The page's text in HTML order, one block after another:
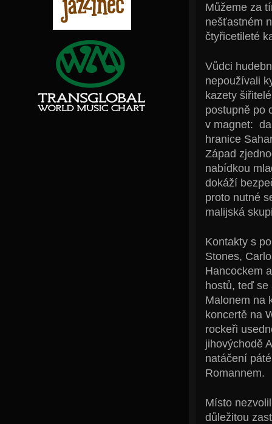
Můžeme za
nešťastném
čtyřicetileté
Vůdci
nepoužívali
kazety
postupně po
v magnet:
hranice
Západ
nabídkou
dokáží
proto nutné
malijská
Kontakty s
Stones,
Hancockem
hostů, teď se
Malonem na
koncertě na
rockeři
jihovýchodě
natáčení
Romannem.
Místo
důležitou